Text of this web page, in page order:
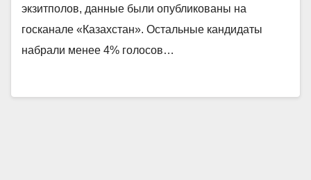
экзитполов, данные были опубликованы на
госканале «Казахстан». Остальные кандидаты
набрали менее 4% голосов…